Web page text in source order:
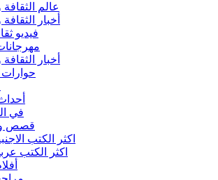
عالم الثقافة
أخبار
فيديو
أخبار
حوارات
في
قصص
اكثر الكتب
اكثر الكتب